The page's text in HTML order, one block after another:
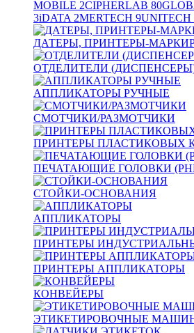
MOBILE 2CIPHERLAB 80
3iDATA 2MERTECH 9UNITECH
ДАТЕРЫ, ПРИНТЕРЫ-
ОТДЕЛИТЕЛИ
АППЛИКАТОРЫ РУЧНЫЕ
СМОТЧИКИ/РАЗМОТЧИКИ
ПРИНТЕРЫ ПЛАСТИКОВЫХ
ПЕЧАТАЮЩИЕ ГОЛОВКИ
СТОЙКИ-ОСНОВАНИЯ
АППЛИКАТОРЫ
ПРИНТЕРЫ
ПРИНТЕРЫ АППЛИКАТОРЫ
КОНВЕЙЕРЫ
ЭТИКЕТИРОВОЧНЫЕ